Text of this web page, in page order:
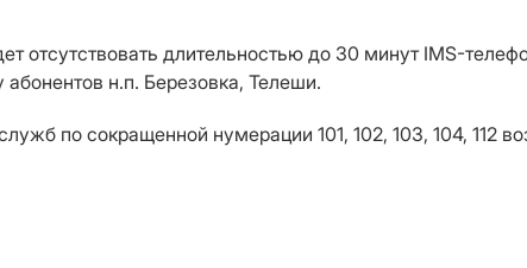
отсутствовать длительностью до 30 минут IMS-
н.п. Березовка, Телеши.
по сокращенной нумерации 101, 102, 103, 104, 112